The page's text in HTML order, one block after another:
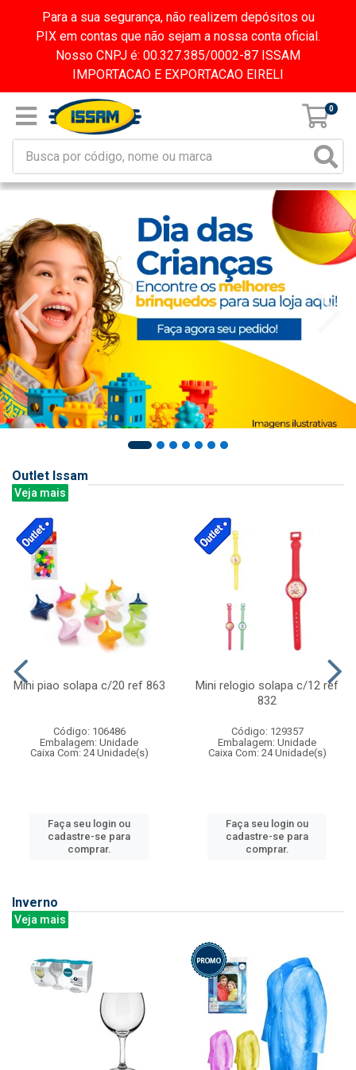
Para a sua segurança, não realizem depósitos ou
PIX em contas que não sejam a nossa conta oficial.
Nosso CNPJ é: 00.327.385/0002-87 ISSAM
IMPORTACAO E EXPORTACAO EIRELI
0
Outlet Issam
Veja mais
Mini piao solapa c/20 ref 863
Código: 106486
Embalagem: Unidade
Caixa Com: 24 Unidade(s)
Faça seu login ou
cadastre-se para
comprar.
Mini relogio solapa c/12 ref
832
Código: 129357
Embalagem: Unidade
Caixa Com: 24 Unidade(s)
Faça seu login ou
cadastre-se para
comprar.
Inverno
Veja mais